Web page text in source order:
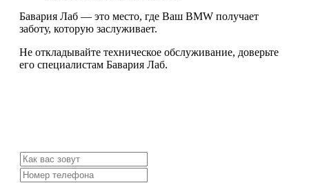
Бавария Лаб — это место, где Ваш BMW получает
заботу, которую заслуживает.
Не откладывайте техническое обслуживание, доверьте
его специалистам Бавария Лаб.